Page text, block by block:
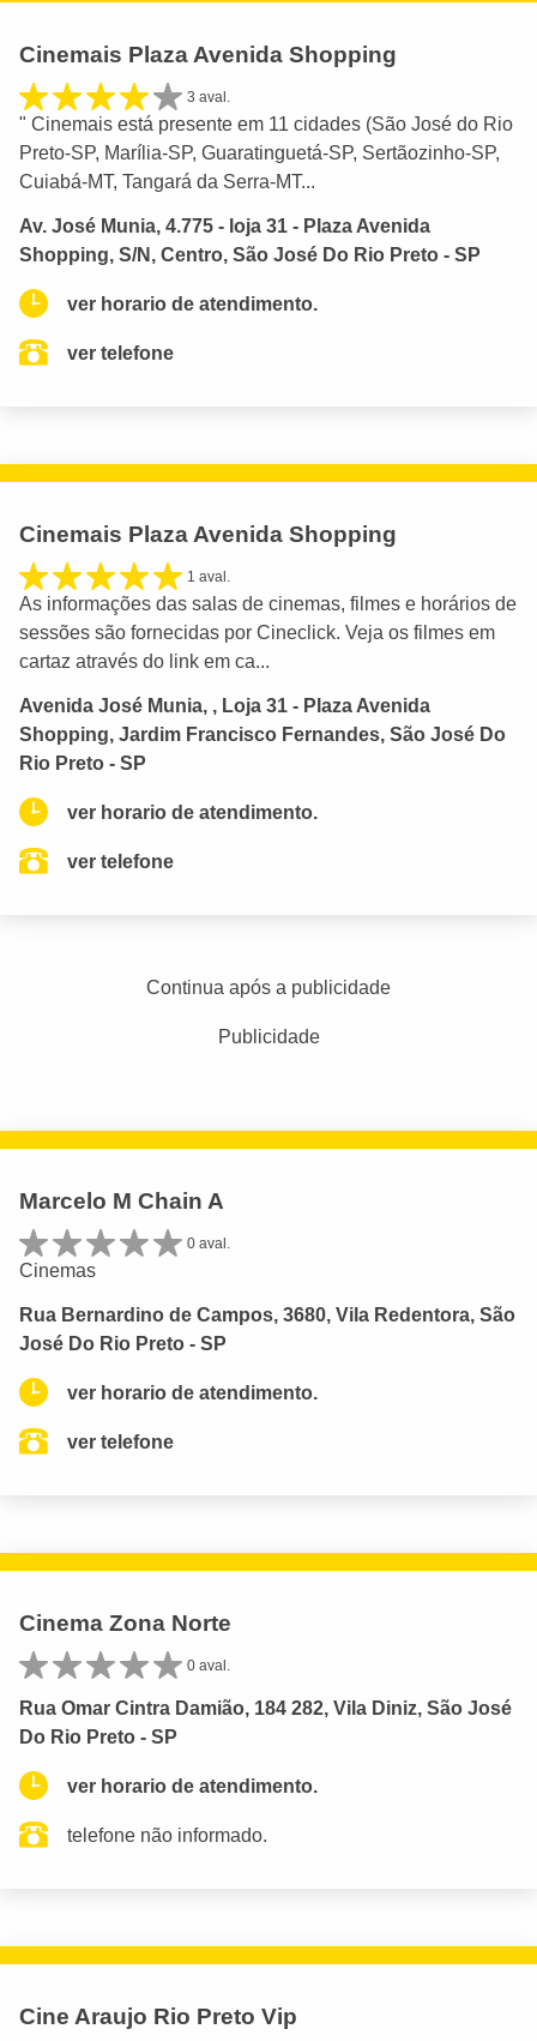
Cinemais Plaza Avenida Shopping
3 aval.
" Cinemais está presente em 11 cidades (São José do Rio
Preto-SP, Marília-SP, Guaratinguetá-SP, Sertãozinho-SP,
Cuiabá-MT, Tangará da Serra-MT...
Av. José Munia, 4.775 - loja 31 - Plaza Avenida
Shopping, S/N, Centro, São José Do Rio Preto - SP
ver horario de atendimento.
ver telefone
Cinemais Plaza Avenida Shopping
1 aval.
As informações das salas de cinemas, filmes e horários de
sessões são fornecidas por Cineclick. Veja os filmes em
cartaz através do link em ca...
Avenida José Munia, , Loja 31 - Plaza Avenida
Shopping, Jardim Francisco Fernandes, São José Do
Rio Preto - SP
ver horario de atendimento.
ver telefone
Continua após a publicidade
Publicidade
Marcelo M Chain A
0 aval.
Cinemas
Rua Bernardino de Campos, 3680, Vila Redentora, São
José Do Rio Preto - SP
ver horario de atendimento.
ver telefone
Cinema Zona Norte
0 aval.
Rua Omar Cintra Damião, 184 282, Vila Diniz, São José
Do Rio Preto - SP
ver horario de atendimento.
telefone não informado.
Cine Araujo Rio Preto Vip